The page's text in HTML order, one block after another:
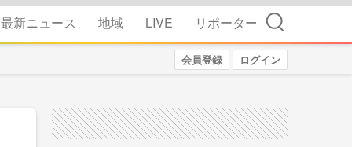
最新ニュース 地域 LIVE リポーター 検索
会員登録 ログイン